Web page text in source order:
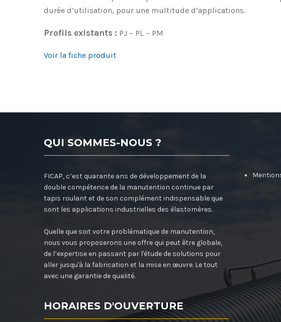
durée d’utilisation, pour une multitude d’applications.
Profils existants : PJ – PL – PM
Voir la fiche produit
QUI SOMMES-NOUS ?
FICAP, c’est quarante ans de développement de la
double compétence de la manutention continue par
tapis roulant et de son complément indispensable que
sont les applications industrielles des élastomères.
Quelle que soit votre problématique de manutention,
nous vous proposerons une offre qui peut être globale,
de l’expertise en passant par l'étude de solutions pour
aller jusqu'à la fabrication et la mise en œuvre. Le tout
avec une garantie de qualité.
HORAIRES D'OUVERTURE